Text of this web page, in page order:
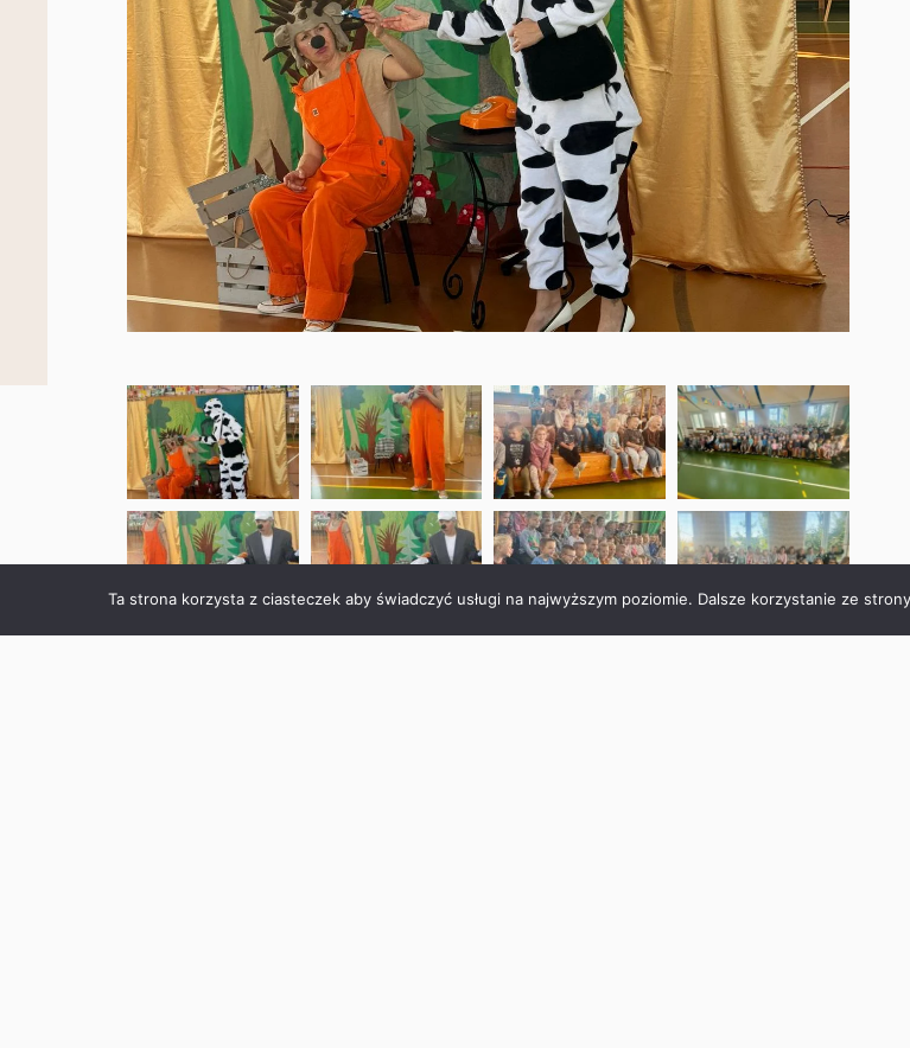
Ta strona korzysta z ciasteczek aby świadczyć usługi na najwyższym poziomie. Dalsze korzystanie ze